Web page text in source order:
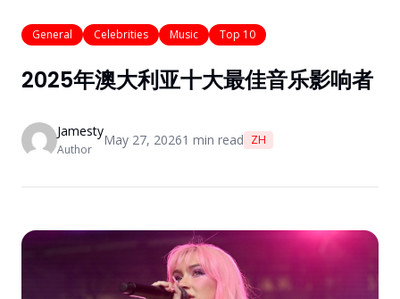
General Celebrities Music Top 10
2025年澳大利亚十大最佳音乐影响者
Jamesty
Author
May 27, 20261 min read ZH